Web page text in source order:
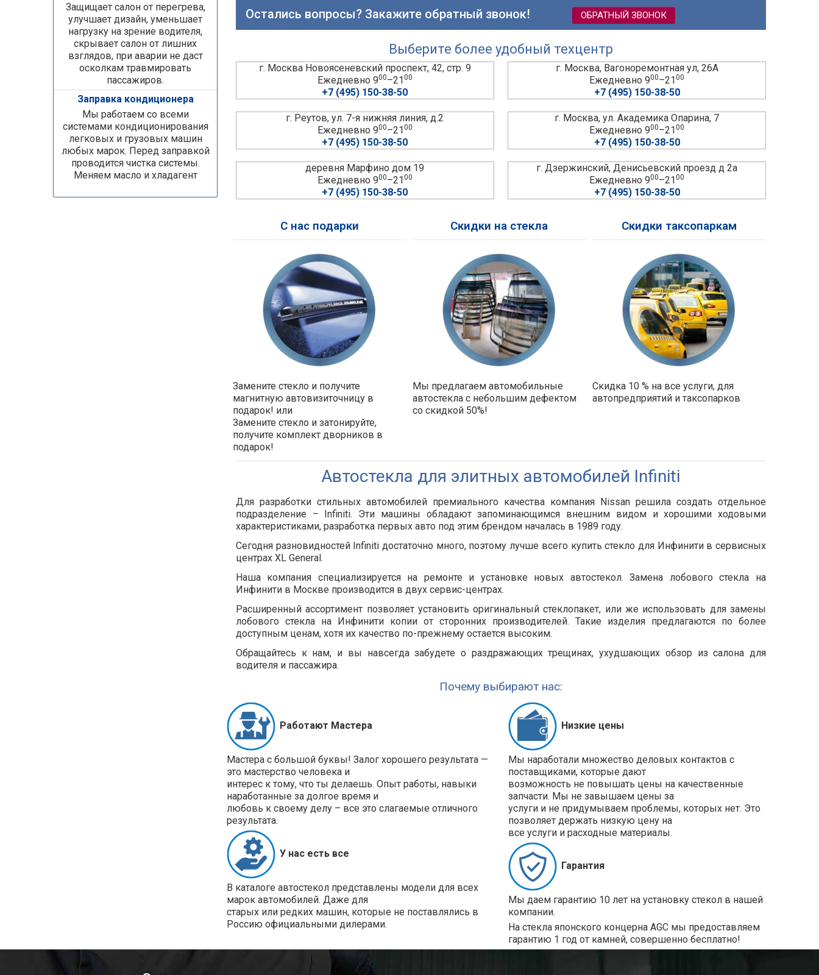
Защищает салон от перегрева,
улучшает дизайн, уменьшает
нагрузку на зрение водителя,
скрывает салон от лишних
взглядов, при аварии не даст
осколкам травмировать
пассажиров.
Заправка кондиционера
Мы работаем со всеми
системами кондиционирования
легковых и грузовых машин
любых марок. Перед заправкой
проводится чистка системы.
Меняем масло и хладагент
Остались вопросы? Закажите обратный звонок! ОБРАТНЫЙ ЗВОНОК
Выберите более удобный техцентр
г. Москва Новоясеневский проспект, 42, стр. 9
Ежедневно 900–2100
+7 (495) 150-38-50
г. Москва, Вагоноремонтная ул, 26А
Ежедневно 900–2100
+7 (495) 150-38-50
г. Реутов, ул. 7-я нижняя линия, д.2
Ежедневно 900–2100
+7 (495) 150-38-50
г. Москва, ул. Академика Опарина, 7
Ежедневно 900–2100
+7 (495) 150-38-50
деревня Марфино дом 19
Ежедневно 900–2100
+7 (495) 150-38-50
г. Дзержинский, Денисьевский проезд д 2а
Ежедневно 900–2100
+7 (495) 150-38-50
С нас подарки
Замените стекло и получите
магнитную автовизиточницу в
подарок! или
Замените стекло и затонируйте,
получите комплект дворников в
подарок!
Скидки на стекла
Мы предлагаем автомобильные
автостекла с небольшим дефектом
со скидкой 50%!
Скидки таксопаркам
Скидка 10 % на все услуги, для
автопредприятий и таксопарков
Автостекла для элитных автомобилей Infiniti
Для разработки стильных автомобилей премиального качества компания Nissan решила создать отдельное
подразделение – Infiniti. Эти машины обладают запоминающимся внешним видом и хорошими ходовыми
характеристиками, разработка первых авто под этим брендом началась в 1989 году.
Сегодня разновидностей Infiniti достаточно много, поэтому лучше всего купить стекло для Инфинити в сервисных
центрах XL General.
Наша компания специализируется на ремонте и установке новых автостекол. Замена лобового стекла на
Инфинити в Москве производится в двух сервис-центрах.
Расширенный ассортимент позволяет установить оригинальный стеклопакет, или же использовать для замены
лобового стекла на Инфинити копии от сторонних производителей. Такие изделия предлагаются по более
доступным ценам, хотя их качество по-прежнему остается высоким.
Обращайтесь к нам, и вы навсегда забудете о раздражающих трещинах, ухудшающих обзор из салона для
водителя и пассажира.
Почему выбирают нас:
Работают Мастера
Мастера с большой буквы! Залог хорошего результата —
это мастерство человека и
интерес к тому, что ты делаешь. Опыт работы, навыки
наработанные за долгое время и
любовь к своему делу – все это слагаемые отличного
результата.
У нас есть все
В каталоге автостекол представлены модели для всех
марок автомобилей. Даже для
старых или редких машин, которые не поставлялись в
Россию официальными дилерами.
Низкие цены
Мы наработали множество деловых контактов с
поставщиками, которые дают
возможность не повышать цены на качественные
запчасти. Мы не завышаем цены за
услуги и не придумываем проблемы, которых нет. Это
позволяет держать низкую цену на
все услуги и расходные материалы.
Гарантия
Мы даем гарантию 10 лет на установку стекол в нашей
компании.
На стекла японского концерна AGC мы предоставляем
гарантию 1 год от камней, совершенно бесплатно!